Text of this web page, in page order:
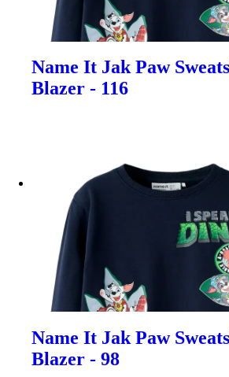
Name It Jak Paw
Blazer - 116
Name It Jak Paw
Blazer - 98